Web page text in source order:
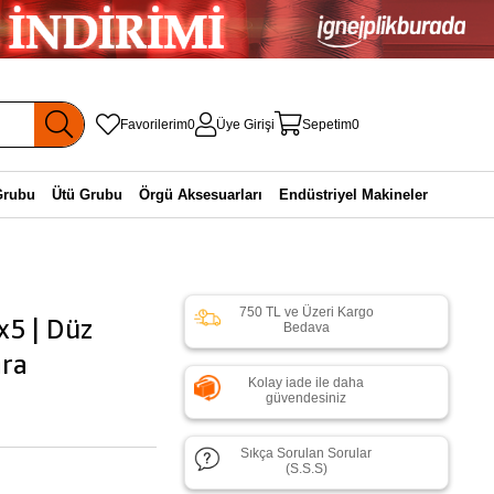
Favorilerim0 Üye Girişi Sepetim0
Ütü Grubu Örgü Aksesuarları Endüstriyel Makineler
| Düz
750 TL ve Üzeri Kargo
Bedava
Kolay iade ile daha
güvendesiniz
Sıkça Sorulan Sorular
(S.S.S)